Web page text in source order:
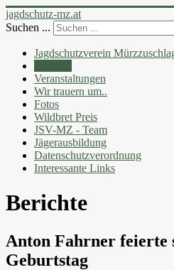
jagdschutz-mz.at
Suchen ...
Jagdschutzverein
Veranstaltungen
Wir trauern um..
Fotos
Wildbret Preis
JSV-MZ - Team
Jägerausbildung
Datenschutzverordnung
Interessante Links
Berichte
Anton Fahrner feierte
Geburtstag